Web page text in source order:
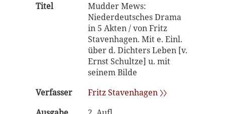
Titel
Mudder Mews:
Niederdeutsches Drama
in 5 Akten / von Fritz
Stavenhagen. Mit e. Einl.
über d. Dichters Leben [v.
Ernst Schultze] u. mit
seinem Bilde
Verfasser
Fritz Stavenhagen 〉〉